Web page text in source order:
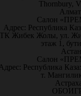
Thornbury,
Салон
Адрес: Республика
Жибек Жолы, ул.
этаж 1,
Салон
Республика
т.